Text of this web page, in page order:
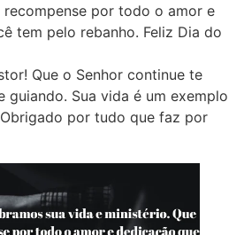
por todo o amor e
tem pelo rebanho. Feliz Dia do
Que o Senhor continue te
guiando. Sua vida é um exemplo
por tudo que faz por